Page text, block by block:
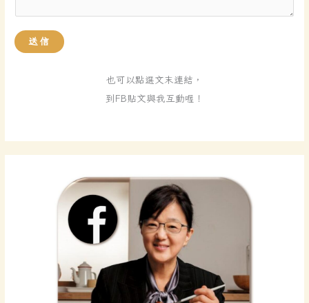
送信
也可以點選文末連結，
到FB貼文與我互動喔！